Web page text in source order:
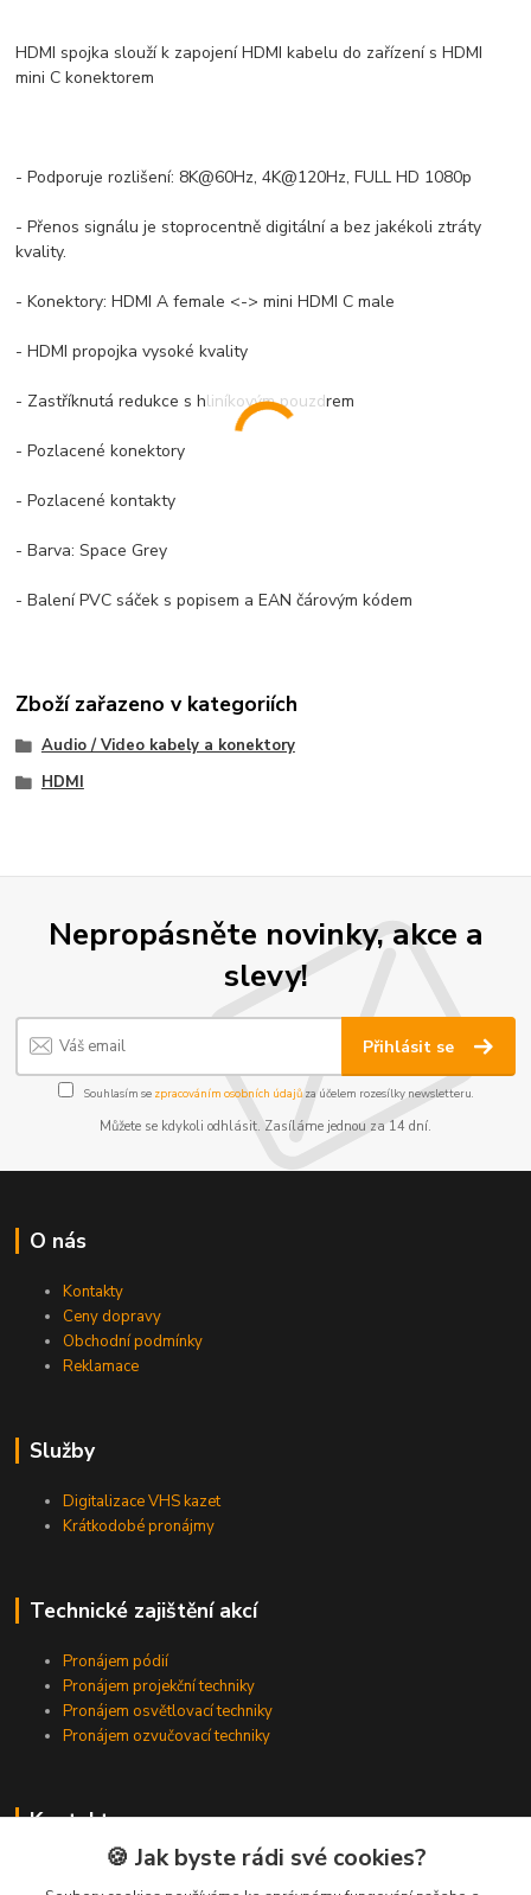
HDMI spojka slouží k zapojení HDMI kabelu do zařízení s HDMI
mini C konektorem
- Podporuje rozlišení: 8K@60Hz, 4K@120Hz, FULL HD 1080p
- Přenos signálu je stoprocentně digitální a bez jakékoli ztráty
kvality.
- Konektory: HDMI A female <-> mini HDMI C male
- HDMI propojka vysoké kvality
- Zastříknutá redukce s hliníkovým pouzdrem
- Pozlacené konektory
- Pozlacené kontakty
- Barva: Space Grey
- Balení PVC sáček s popisem a EAN čárovým kódem
Zboží zařazeno v kategoriích
Audio / Video kabely a konektory
HDMI
Nepropásněte novinky, akce a
slevy!
Přihlásit se
Souhlasím se zpracováním osobních údajůza účelem rozesílky newsletteru.
Můžete se kdykoli odhlásit. Zasíláme jednou za 14 dní.
O nás
Kontakty
Ceny dopravy
Obchodní podmínky
Reklamace
Služby
Digitalizace VHS kazet
Krátkodobé pronájmy
Technické zajištění akcí
Pronájem pódií
Pronájem projekční techniky
Pronájem osvětlovací techniky
Pronájem ozvučovací techniky
Kontakty
Zákaznická podpora
🍪 Jak byste rádi své cookies?